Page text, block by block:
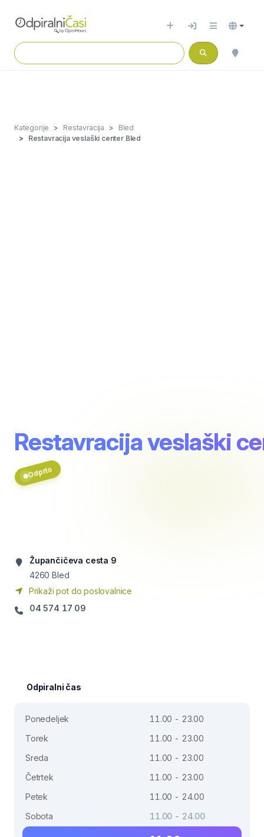
Kategorije Restavracija
Bled
Restavracija veslaški center Bled
Restavracija veslaški
Odprto
Župančičeva cesta 9
4260 Bled
Prikaži pot do poslovalnice
04 574 17 09
Odpiralni čas
Ponedeljek
11.00 - 23.00
Torek
11.00 - 23.00
Sreda
11.00 - 23.00
Četrtek
11.00 - 23.00
Petek
11.00 - 24.00
Sobota
11.00 - 24.00